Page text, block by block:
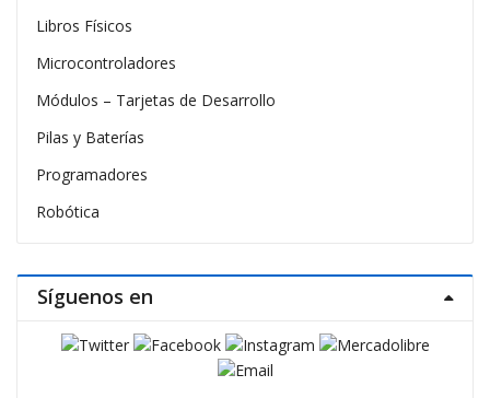
Libros Físicos
Microcontroladores
Módulos – Tarjetas de Desarrollo
Pilas y Baterías
Programadores
Robótica
Síguenos en